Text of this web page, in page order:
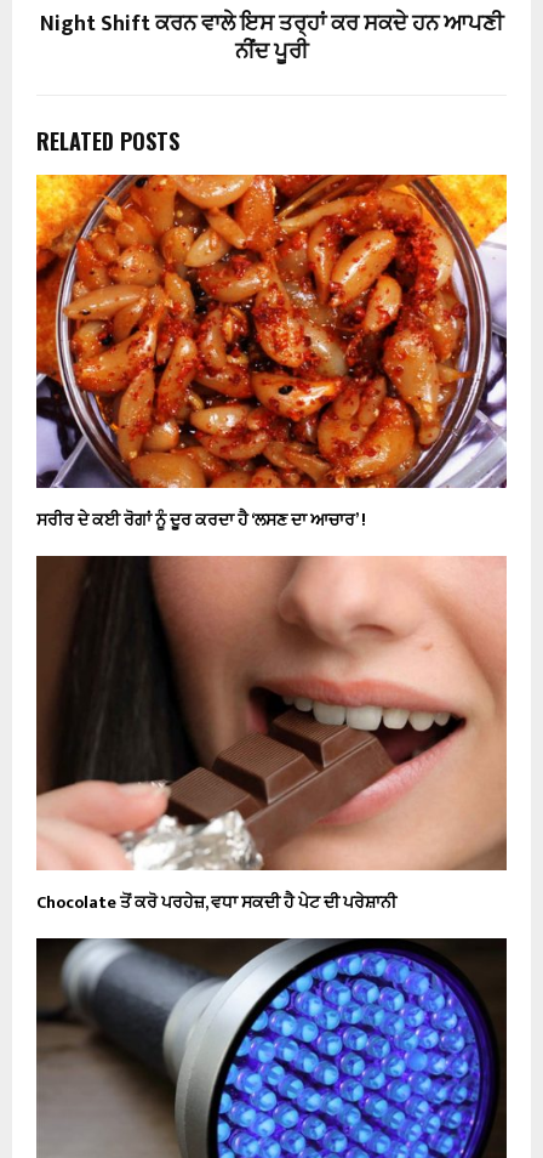
Night Shift ਕਰਨ ਵਾਲੇ ਇਸ ਤਰ੍ਹਾਂ ਕਰ ਸਕਦੇ ਹਨ ਆਪਣੀ
ਨੀਂਦ ਪੂਰੀ
RELATED POSTS
ਸਰੀਰ ਦੇ ਕਈ ਰੋਗਾਂ ਨੂੰ ਦੂਰ ਕਰਦਾ ਹੈ ‘ਲਸਣ ਦਾ ਆਚਾਰ’ !
Chocolate ਤੋਂ ਕਰੋ ਪਰਹੇਜ਼, ਵਧਾ ਸਕਦੀ ਹੈ ਪੇਟ ਦੀ ਪਰੇਸ਼ਾਨੀ